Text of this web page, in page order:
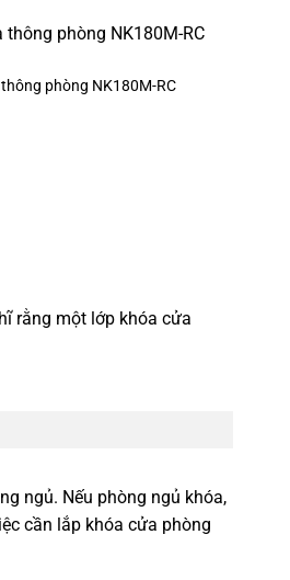
phòng NK180M-RC
rằng một lớp khóa cửa
ngủ. Nếu phòng ngủ khóa,
cần lắp khóa cửa phòng